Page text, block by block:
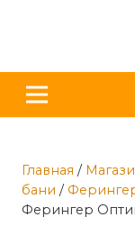
Главная /
бани /
Ферингер